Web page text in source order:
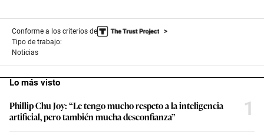
Conforme a los criterios de
Tipo de trabajo:
Noticias
Lo más visto
Phillip Chu Joy: “Le tengo mucho respeto a la inteligencia
artificial, pero también mucha desconfianza”
1